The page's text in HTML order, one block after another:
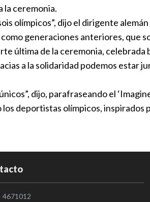
la ceremonia.
olímpicos”, dijo el dirigente
generaciones anteriores,
última de la ceremonia, celebrada
a la solidaridad podemos
dijo, parafraseando el
deportistas olímpicos,
4671012